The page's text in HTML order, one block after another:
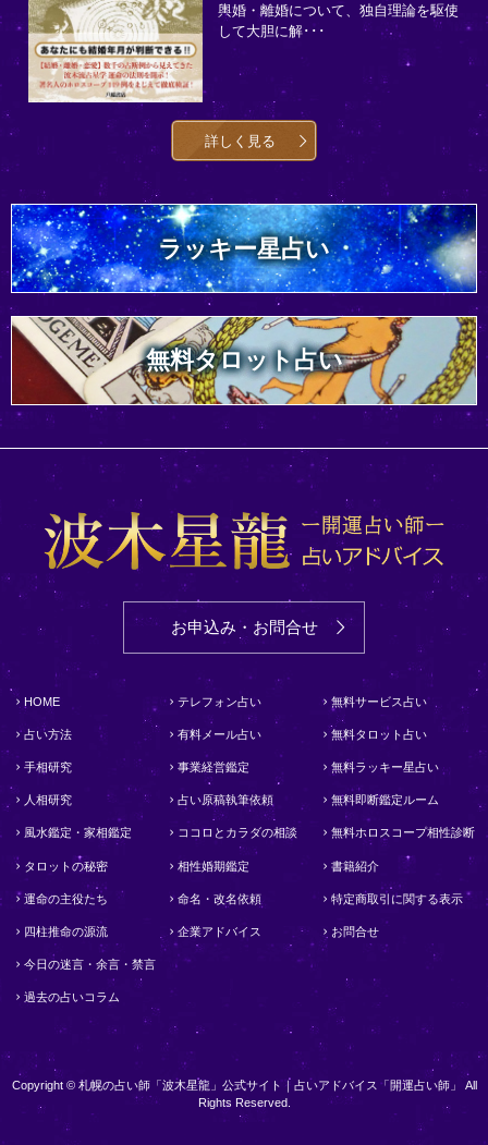
輿婚・離婚について、独自理論を駆使
して大胆に解･･･
詳しく見る
ラッキー星占い
無料タロット占い
お申込み・お問合せ
HOME
占い方法
手相研究
人相研究
風水鑑定・家相鑑定
タロットの秘密
運命の主役たち
四柱推命の源流
今日の迷言・余言・禁言
過去の占いコラム
テレフォン占い
有料メール占い
事業経営鑑定
占い原稿執筆依頼
ココロとカラダの相談
相性婚期鑑定
命名・改名依頼
企業アドバイス
無料サービス占い
無料タロット占い
無料ラッキー星占い
無料即断鑑定ルーム
無料ホロスコープ相性診断
書籍紹介
特定商取引に関する表示
お問合せ
Copyright © 札幌の占い師「波木星龍」公式サイト｜占いアドバイス「開運占い師」 All
Rights Reserved.